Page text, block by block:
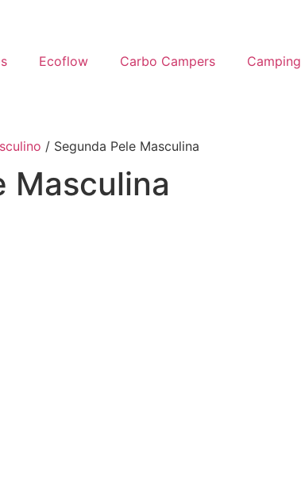
Ecoflow Carbo Campers
Camping
/ Segunda Pele Masculina
Masculina